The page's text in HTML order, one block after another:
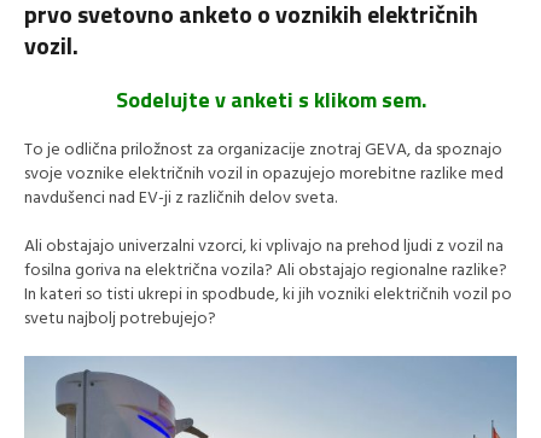
prvo svetovno anketo o voznikih električnih
vozil.
Sodelujte v anketi s klikom sem.
To je odlična priložnost za organizacije znotraj GEVA, da spoznajo
svoje voznike električnih vozil in opazujejo morebitne razlike med
navdušenci nad EV-ji z različnih delov sveta.
Ali obstajajo univerzalni vzorci, ki vplivajo na prehod ljudi z vozil na
fosilna goriva na električna vozila? Ali obstajajo regionalne razlike?
In kateri so tisti ukrepi in spodbude, ki jih vozniki električnih vozil po
svetu najbolj potrebujejo?